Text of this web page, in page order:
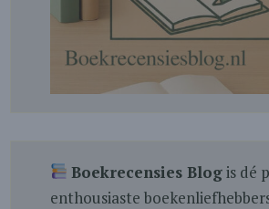
Boekrecensies Blogis dé
enthousiaste